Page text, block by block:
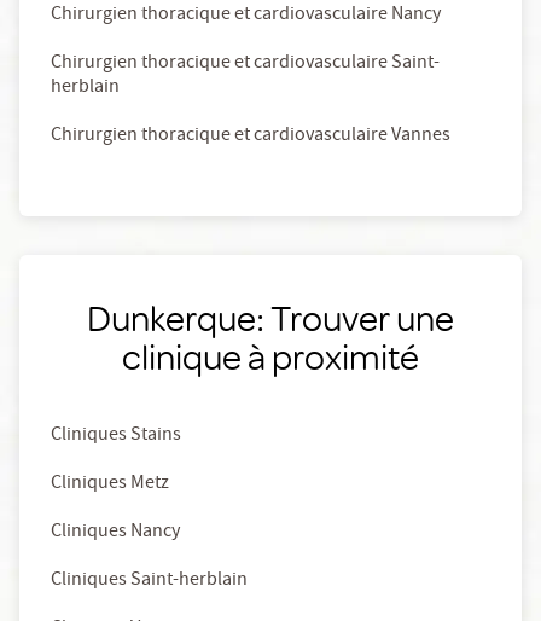
Chirurgien thoracique et cardiovasculaire Nancy
Chirurgien thoracique et cardiovasculaire Saint-
herblain
Chirurgien thoracique et cardiovasculaire Vannes
Dunkerque: Trouver une
clinique à proximité
Cliniques Stains
Cliniques Metz
Cliniques Nancy
Cliniques Saint-herblain